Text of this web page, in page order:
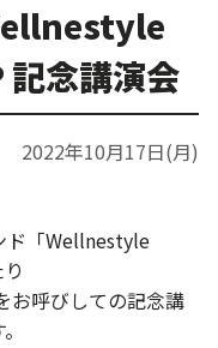
記念講演会
2022年10月17日(月)
ド「Wellnestyle
お呼びしての記念講